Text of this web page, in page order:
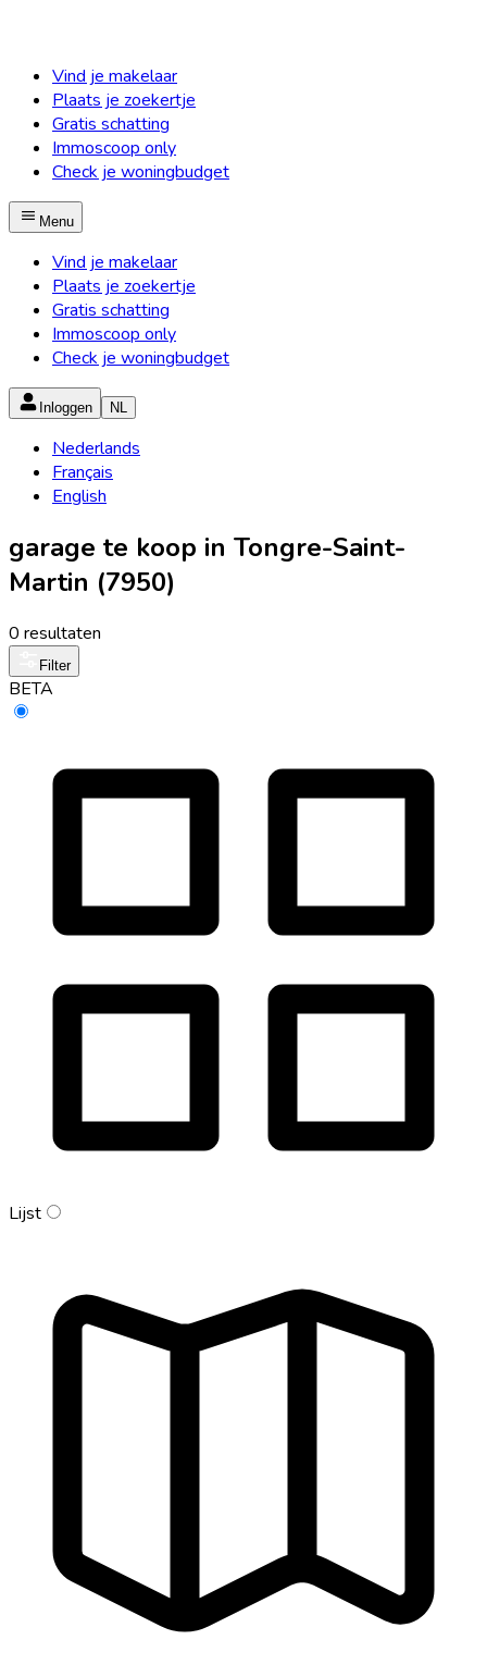
Vind je makelaar
Plaats je zoekertje
Gratis schatting
Immoscoop only
Check je woningbudget
Menu
Vind je makelaar
Plaats je zoekertje
Gratis schatting
Immoscoop only
Check je woningbudget
Inloggen NL
Nederlands
Français
English
garage te koop in Tongre-Saint-
Martin (7950)
0 resultaten
Filter
BETA
Lijst